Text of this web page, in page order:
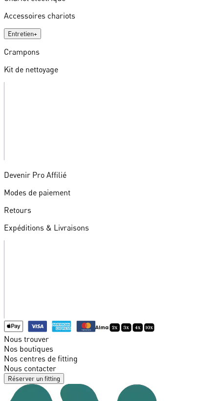
Accessoires chariots
Entretien+
Crampons
Kit de nettoyage
Devenir Pro Affilié
Modes de paiement
Retours
Expéditions & Livraisons
Nous trouver
Nos boutiques
Nos centres de fitting
Nous contacter
Réserver un fitting